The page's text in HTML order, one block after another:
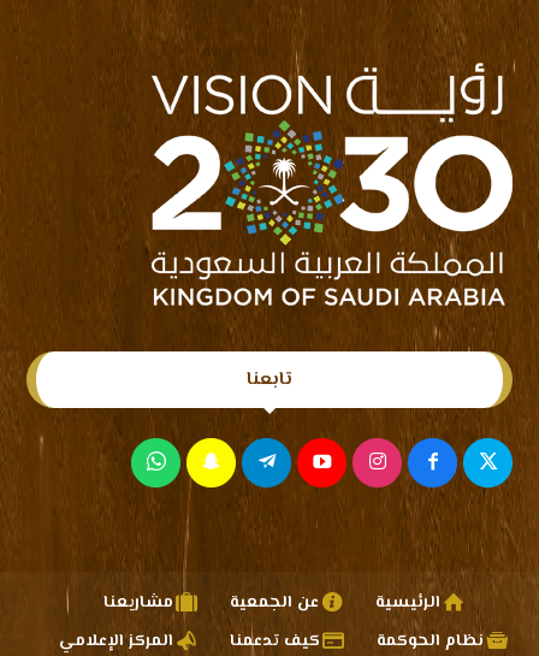
تابعنا
الرئيسية عن الجمعية
مشاريعنا
نظام الحوكمة
كيف تدعمنا المركز الإعلامي